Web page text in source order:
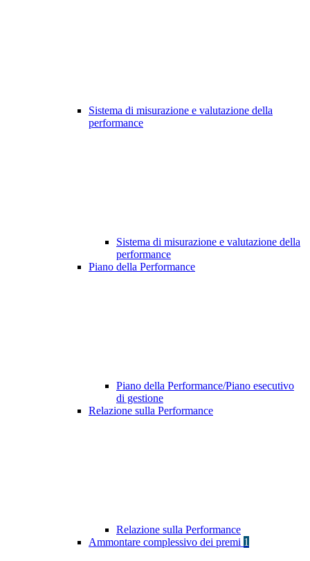
Sistema di misurazione e valutazione della
performance
Sistema di misurazione e valutazione della
performance
Piano della Performance
Piano della Performance/Piano esecutivo
di gestione
Relazione sulla Performance
Relazione sulla Performance
Ammontare complessivo dei premi 1